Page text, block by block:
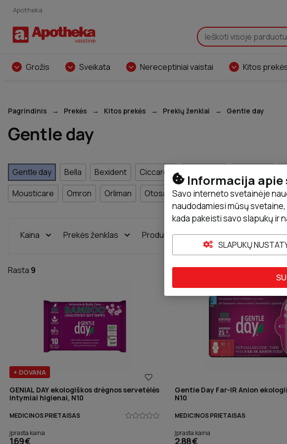
Apotheka
Grožis Sveikata Nereceptiniai vaistai Kitos
Pagrindinis Prekės Kitos prekės Prekių ženklai Gentle day
Gentle day
Gentle day Bella Bexident Ciccarelli
Mousticare
Omron Orliman Otosan Papilocare Sanohra
Kaina Prekės ženklas Produkto tipas
Rasta 9
+ DOVANA
GENIAL DAY ekologiškos drėgnos servetėlės
intymiai higienai, N10
MEDICINOS PRIETAISAS
Įprasta kaina
1,69 €
Gentle Day Far-IR Anion
N10
MEDICINOS PRIETAISAS
Įprasta kaina
2,88 €
Informacija apie
Savo interneto svetainėje
naudodamiesi mūsų
kada pakeisti savo slapukų ir
SLAPUKŲ